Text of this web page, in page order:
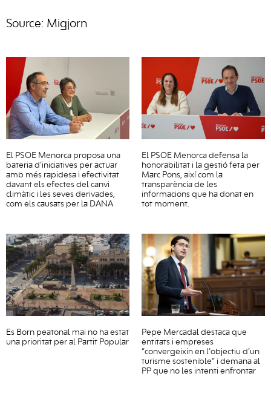
Source: Migjorn
El PSOE Menorca proposa una
bateria d’iniciatives per actuar
amb més rapidesa i efectivitat
davant els efectes del canvi
climàtic i les seves derivades,
com els causats per la DANA
El PSOE Menorca defensa la
honorabilitat i la gestió feta per
Marc Pons, així com la
transparència de les
informacions que ha donat en
tot moment.
Es Born peatonal mai no ha estat
una prioritat per al Partit Popular
Pepe Mercadal destaca que
entitats i empreses
“convergeixin en l’objectiu d’un
turisme sostenible” i demana al
PP que no les intenti enfrontar